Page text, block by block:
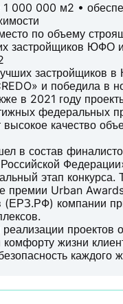
1 000 000 м2 •
по объему
застройщиков ЮФО
застройщиков
и победила в
в 2021 году
федеральных
качество
в состав
этап конкурса.
премии Urban
(ЕРЗ.РФ) компании
проектов
комфорту жизни
каждого